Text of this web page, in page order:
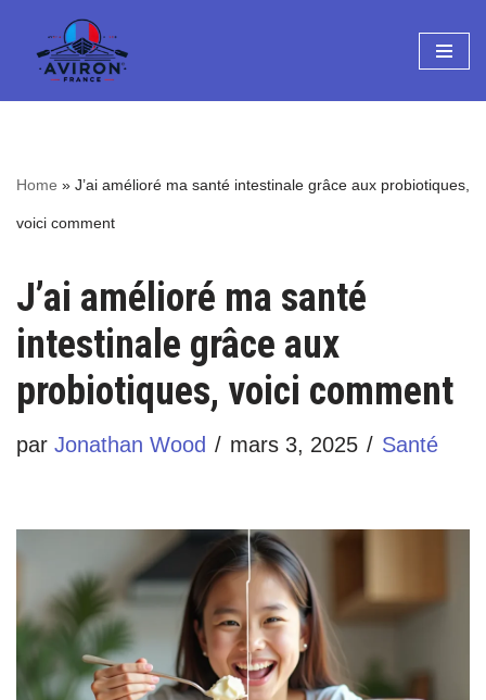
Aller
au
Home » J’ai amélioré ma santé intestinale grâce aux probiotiques,
voici comment
J’ai amélioré ma santé
intestinale grâce aux
probiotiques, voici comment
par Jonathan Wood mars 3, 2025 Santé